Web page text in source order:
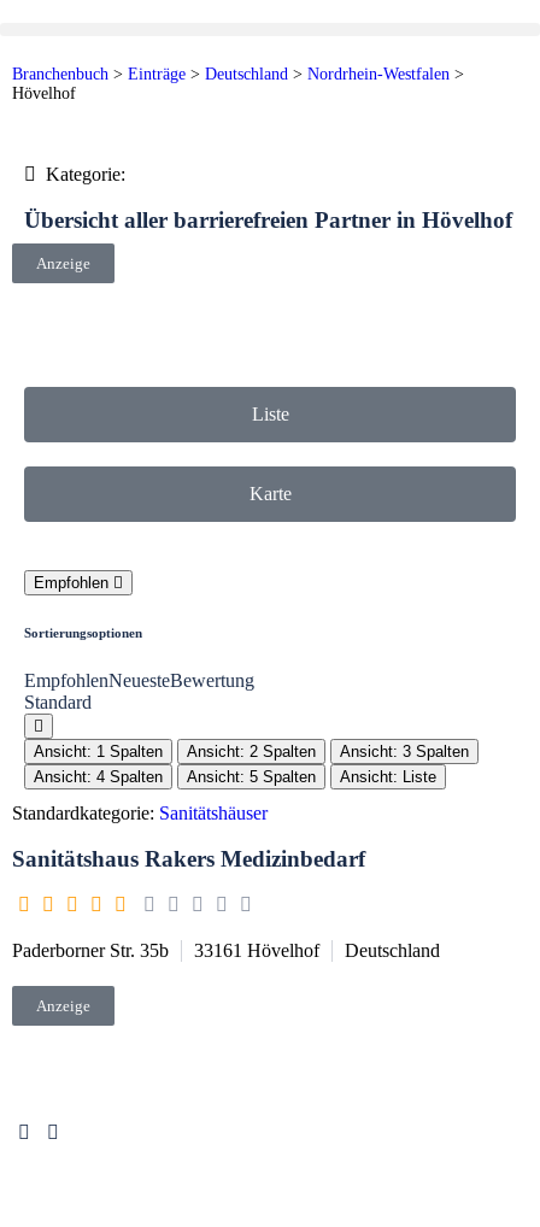
Branchenbuch > Einträge > Deutschland > Nordrhein-Westfalen >
Hövelhof
Kategorie:
Übersicht aller barrierefreien Partner in Hövelhof
Anzeige
Liste
Karte
Empfohlen
Sortierungsoptionen
EmpfohlenNeuesteBewertung
Standard
Ansicht: 1 Spalten Ansicht: 2 Spalten
Ansicht: 3 Spalten
Ansicht: 4 Spalten
Ansicht: 5 Spalten Ansicht: Liste
Standardkategorie: Sanitätshäuser
Sanitätshaus Rakers Medizinbedarf
Paderborner Str. 35b 33161 Hövelhof Deutschland
Anzeige